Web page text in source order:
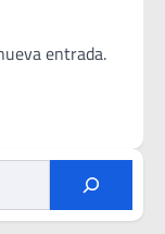
entrada.